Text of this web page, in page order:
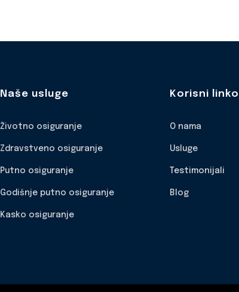
Naše usluge
Životno osiguranje
Zdravstveno osiguranje
Putno osiguranje
Godišnje putno osiguranje
Kasko osiguranje
Korisni
O nama
Usluge
Testimonijali
Blog